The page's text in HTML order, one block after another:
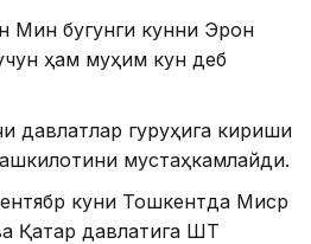
Мин бугунги кунни Эрон
ҳам муҳим кун деб
давлатлар гуруҳига кириши
мустаҳкамлайди.
куни Тошкентда Миср
Қатар давлатига ШҲТ